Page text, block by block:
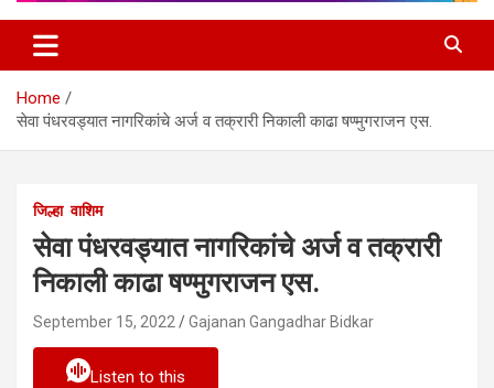
Home
सेवा पंधरवड्यात नागरिकांचे अर्ज व तक्रारी निकाली काढा षण्मुगराजन एस.
जिल्हा वाशिम
सेवा पंधरवड्यात नागरिकांचे अर्ज व तक्रारी
निकाली काढा षण्मुगराजन एस.
September 15, 2022 Gajanan Gangadhar Bidkar
Listen to this